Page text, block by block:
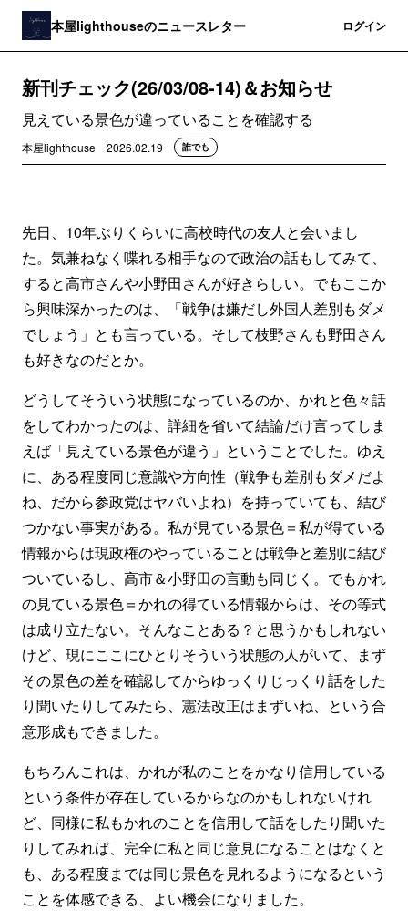
本屋lighthouseのニュースレター ログイン
新刊チェック(26/03/08-14)＆お知らせ
見えている景色が違っていることを確認する
本屋lighthouse 2026.02.19 誰でも
先日、10年ぶりくらいに高校時代の友人と会いまし
た。気兼ねなく喋れる相手なので政治の話もしてみて、
すると高市さんや小野田さんが好きらしい。でもここか
ら興味深かったのは、「戦争は嫌だし外国人差別もダメ
でしょう」とも言っている。そして枝野さんも野田さん
も好きなのだとか。
どうしてそういう状態になっているのか、かれと色々話
をしてわかったのは、詳細を省いて結論だけ言ってしま
えば「見えている景色が違う」ということでした。ゆえ
に、ある程度同じ意識や方向性（戦争も差別もダメだよ
ね、だから参政党はヤバいよね）を持っていても、結び
つかない事実がある。私が見ている景色＝私が得ている
情報からは現政権のやっていることは戦争と差別に結び
ついているし、高市＆小野田の言動も同じく。でもかれ
の見ている景色＝かれの得ている情報からは、その等式
は成り立たない。そんなことある？と思うかもしれない
けど、現にここにひとりそういう状態の人がいて、まず
その景色の差を確認してからゆっくりじっくり話をした
り聞いたりしてみたら、憲法改正はまずいね、という合
意形成もできました。
もちろんこれは、かれが私のことをかなり信用している
という条件が存在しているからなのかもしれないけれ
ど、同様に私もかれのことを信用して話をしたり聞いた
りしてみれば、完全に私と同じ意見になることはなくと
も、ある程度までは同じ景色を見れるようになるという
ことを体感できる、よい機会になりました。